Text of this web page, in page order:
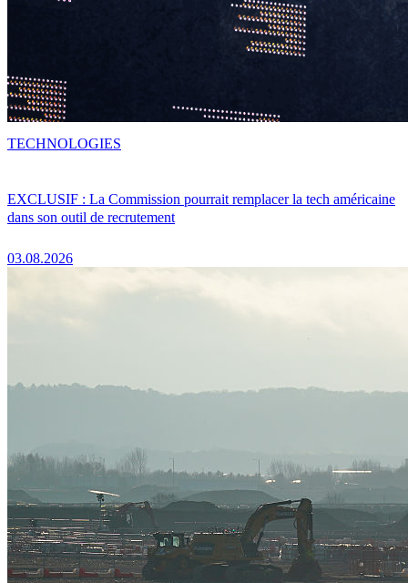
EXCLUSIF : La Commission pourrait remplacer la tech américaine
dans son outil de recrutement
03.08.2026
TECHNOLOGIES